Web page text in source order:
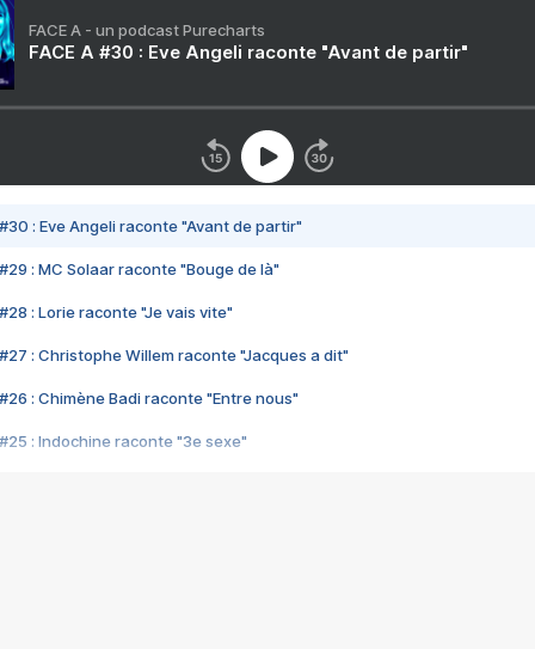
FACE A - un podcast Purecharts
FACE A #30 : Eve Angeli raconte "Avant de partir"
#30 : Eve Angeli raconte "Avant de partir"
#29 : MC Solaar raconte "Bouge de là"
#28 : Lorie raconte "Je vais vite"
#27 : Christophe Willem raconte "Jacques a dit"
#26 : Chimène Badi raconte "Entre nous"
#25 : Indochine raconte "3e sexe"